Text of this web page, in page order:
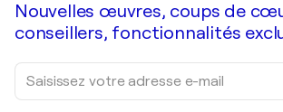
Nouvelles œuvres, coups de
conseillers, fonctionnalités